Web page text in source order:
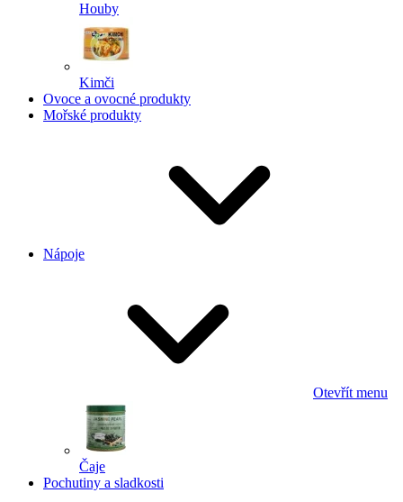
Houby
Kimči
Ovoce a ovocné produkty
Mořské produkty
Nápoje
Otevřít menu
Čaje
Pochutiny a sladkosti